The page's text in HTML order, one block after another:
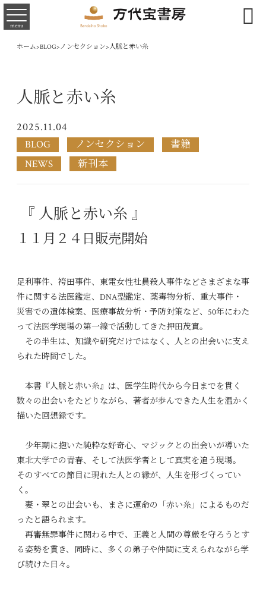
menu 
ホーム>BLOG>ノンセクション>人脈と赤い糸
人脈と赤い糸
2025.11.04
BLOG ノンセクション
書籍
NEWS
新刊本
『 人脈と赤い糸 』
１１月２４日販売開始
足利事件、袴田事件、東電女性社員殺人事件などさまざまな事
件に関する法医鑑定、DNA型鑑定、薬毒物分析、重大事件・
災害での遺体検案、医療事故分析・予防対策など、50年にわた
って法医学現場の第一線で活動してきた押田茂實。
その半生は、知識や研究だけではなく、 人との出会いに支え
られた時間でした。
本書『人脈と赤い糸』は、医学生時代から今日までを貫く
数々の出会いをたどりながら、著者が歩んできた人生を温かく
描いた回想録です。
少年期に抱いた純粋な好奇心、マジックとの出会いが導いた
東北大学での青春、そして法医学者として真実を追う現場。
そのすべての節目に現れた人との縁が、人生を形づくってい
く。
妻・翠との出会いも、まさに運命の「赤い糸」によるものだ
ったと語られます。
再審無罪事件に関わる中で、正義と人間の尊厳を守ろうとす
る姿勢を貫き、同時に、多くの弟子や仲間に支えられながら学
び続けた日々。